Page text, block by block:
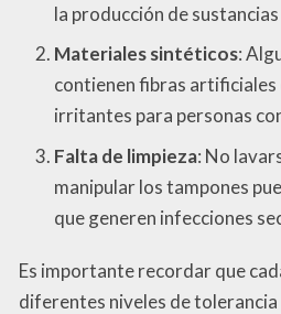
la producción de
Materiales sintéticos:
contienen fibras artificiales
irritantes para personas
Falta de limpieza: No
manipular los tampones
que generen infecciones
Es importante recordar que
diferentes niveles de